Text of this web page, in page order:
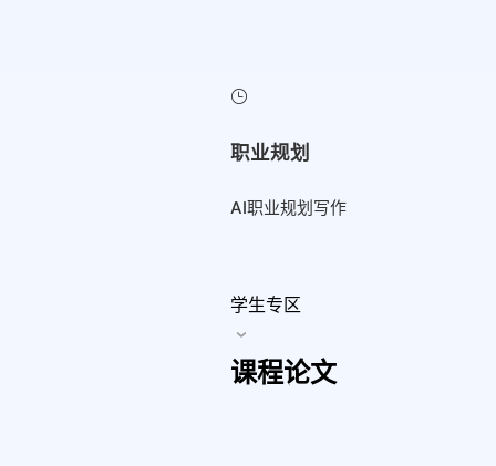
职业规划
AI职业规划写作
学生专区
课程论文